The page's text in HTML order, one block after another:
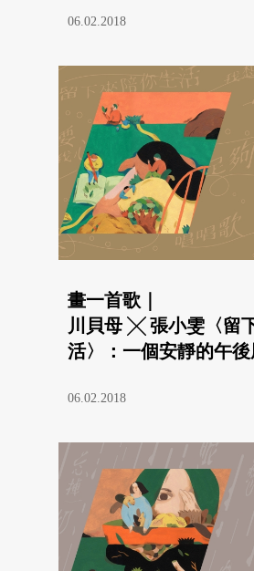
06.02.2018
畫一首歌｜
川貝母 ╳ 張小雯〈留
活〉：一個安靜的午
06.02.2018